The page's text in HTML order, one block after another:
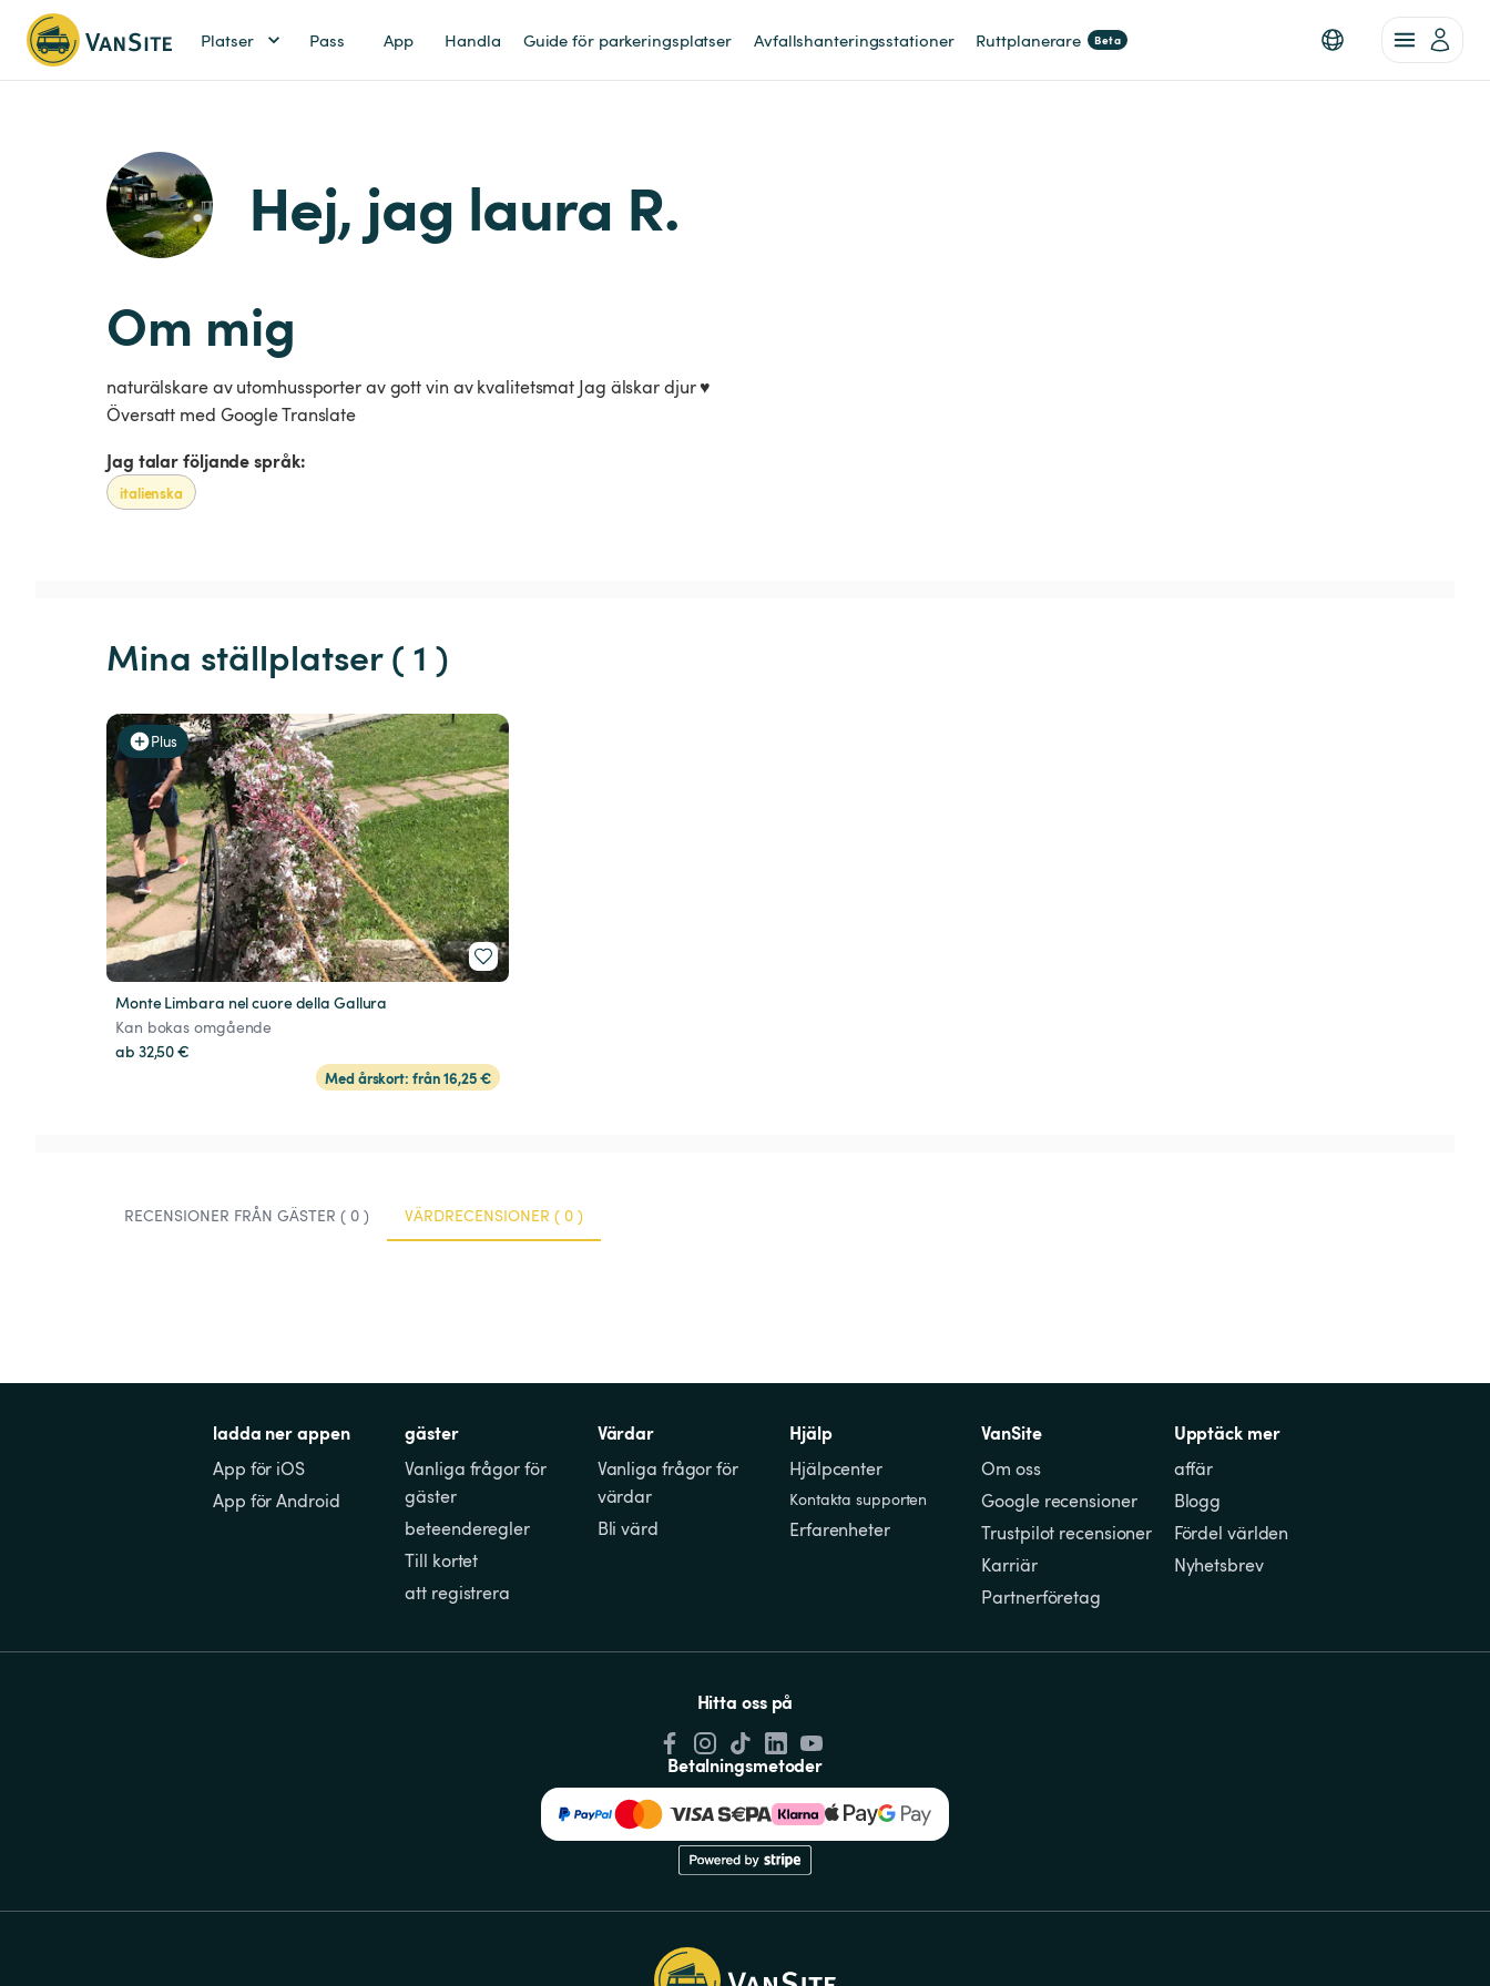
Platser Pass App Handla Guide för parkeringsplatser Avfallshanteringsstationer Ruttplanerare Beta
Hej, jag laura R.
Om mig
naturälskare av utomhussporter av gott vin av kvalitetsmat Jag älskar djur ♥️
Översatt med Google Translate
Jag talar följande språk:
italienska
Mina ställplatser ( 1 )
Plus
Monte Limbara nel cuore della Gallura
Kan bokas omgående
ab 32,50 €
Med årskort: från 16,25 €
RECENSIONER FRÅN GÄSTER ( 0 ) VÄRDRECENSIONER ( 0 )
ladda ner appen
App för iOS
App för Android
gäster
Vanliga frågor för
gäster
beteenderegler
Till kortet
att registrera
Värdar
Vanliga frågor för
värdar
Bli värd
Hjälp
Hjälpcenter
Kontakta supporten
Erfarenheter
VanSite
Om oss
Google recensioner
Trustpilot recensioner
Karriär
Partnerföretag
Upptäck mer
affär
Blogg
Fördel världen
Nyhetsbrev
Hitta oss på
Betalningsmetoder